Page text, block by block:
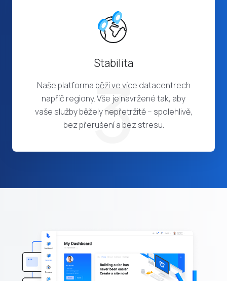
3
Stabilita
Naše platforma běží ve více datacentrech
napříč regiony. Vše je navržené tak, aby
vaše služby běžely nepřetržitě – spolehlivě,
bez přerušení a bez stresu.